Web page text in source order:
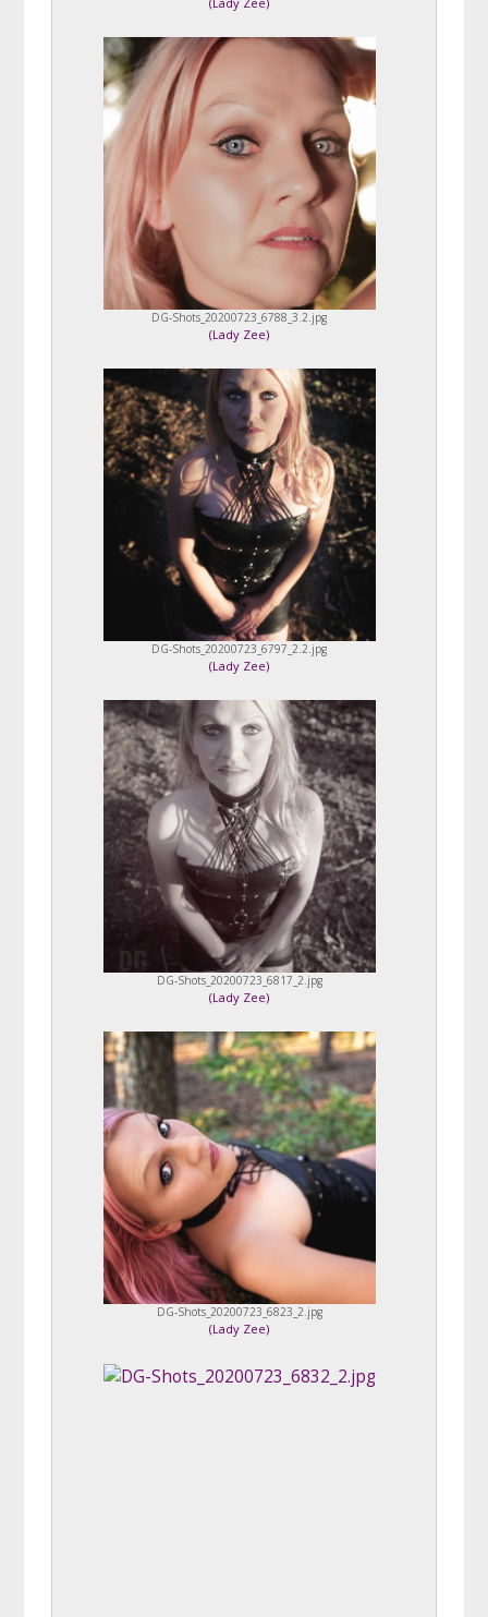
DG-Shots_20200723_6788_3.2.jpg
(Lady Zee)
DG-Shots_20200723_6797_2.2.jpg
(Lady Zee)
DG-Shots_20200723_6817_2.jpg
(Lady Zee)
DG-Shots_20200723_6823_2.jpg
(Lady Zee)